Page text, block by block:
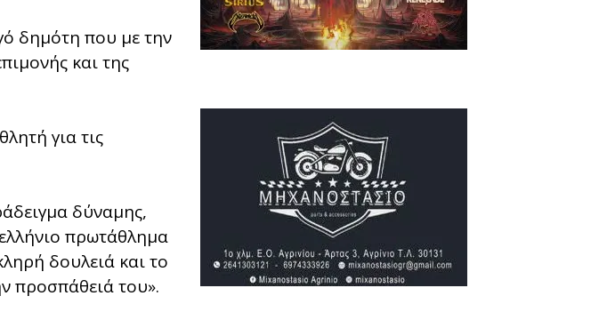
δημότη που με την
και της
για τις
δύναμης,
πρωτάθλημα
δουλειά και το
προσπάθειά του».